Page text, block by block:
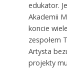
edukator.
Akademii
koncie
zespołem
Artysta
projekty